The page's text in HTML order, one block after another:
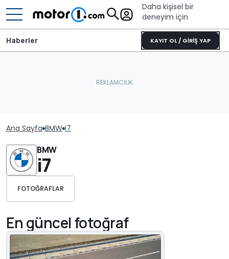
Daha kişisel bir
deneyim için
KAYIT OL / GİRİŞ YAP
Haberler
Ana Sayfa BMW i7
BMW
i7
FOTOĞRAFLAR
En güncel fotoğraf